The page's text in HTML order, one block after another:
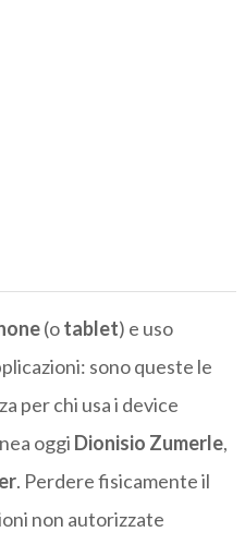
(otablet) e uso
sono queste le
per chi usa i device
oggi Dionisio Zumerle,
. Perdere fisicamente il
non autorizzate